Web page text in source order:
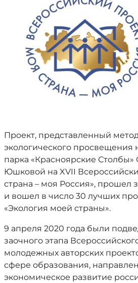
Проект, представленный
экологического просвещения
парка «Красноярские Столбы»
Юшковой на XVII
страна – моя Россия», прошел
и вошел в число 30 лучших
«Экология моей страны».
9 апреля 2020 года были
заочного этапа
молодежных авторских
сфере образования,
экономическое развитие